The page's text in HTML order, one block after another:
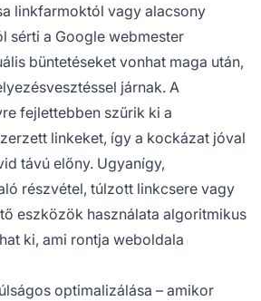
linkfarmoktól vagy alacsony
sérti a Google webmester
büntetéseket vonhat maga után,
járnak. A
fejlettebben szűrik ki a
linkeket, így a kockázat jóval
távú előny. Ugyanígy,
részvétel, túlzott linkcsere vagy
eszközök használata algoritmikus
ki, ami rontja weboldala
optimalizálása – amikor